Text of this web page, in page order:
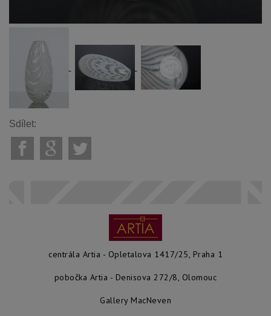
Sdílet:
centrála Artia - Opletalova 1417/25, Praha 1
pobočka Artia - Denisova 272/8, Olomouc
Gallery MacNeven